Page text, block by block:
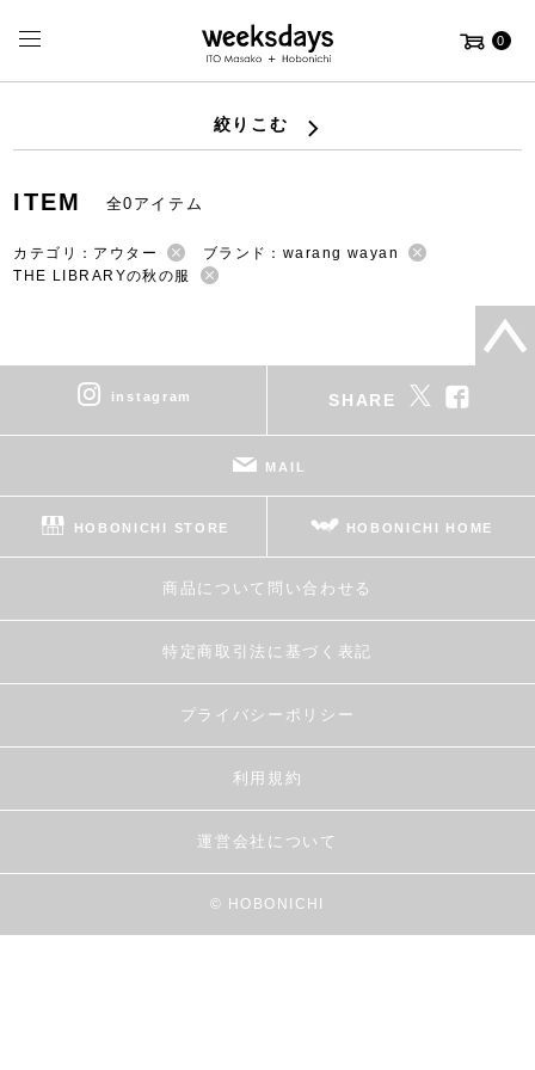
0
絞りこむ
ITEM 全0アイテム
カテゴリ：アウター
ブランド：warang wayan
THE LIBRARYの秋の服
instagram SHARE
MAIL
HOBONICHI STORE HOBONICHI HOME
商品について問い合わせる
特定商取引法に基づく表記
プライバシーポリシー
利用規約
運営会社について
© HOBONICHI